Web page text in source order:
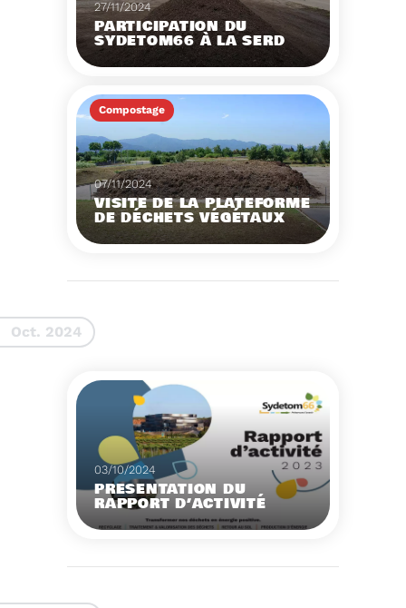
Contact
Site internet réalisé
par l'agence Paul & Ludo
27/11/2024
PARTICIPATION DU
SYDETOM66 À LA SERD
2024
Compostage
07/11/2024
VISITE DE LA PLATEFORME
DE DÉCHETS VÉGÉTAUX
DU SYDETOM66
une visite de sa
Oct. 2024
03/10/2024
PRÉSENTATION DU
RAPPORT D’ACTIVITÉ
2023